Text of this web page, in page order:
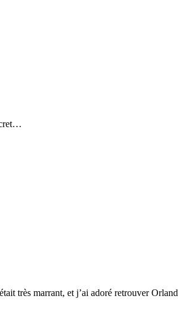
très marrant, et j’ai adoré retrouver